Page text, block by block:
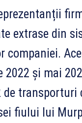
extrase din
companiei.
2022 și mai
de transporturi
fiului lui